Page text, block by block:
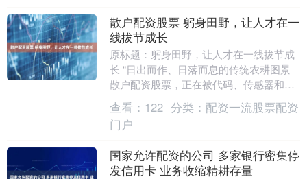
散户配资股票 躬身田野，让人才在一
线拔节成长
原标题：躬身田野，让人才在一线拔节成
长 “日出而作、日落而息的传统农耕图景
散户配资股票，正在被代码、传感器和无
人机重新绘制。”春日里的华中农业大学襄
阳书院，校长....
查看： 122 分类： 配资一流股票配资
门户
国家允许配资的公司 多家银行密集停
发信用卡 业务收缩精耕存量